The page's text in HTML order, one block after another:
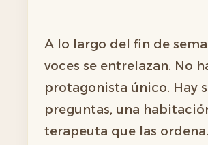
A lo largo del fin de
voces se entrelazan. No
protagonista único. Hay
preguntas, una
terapeuta que las ordena.